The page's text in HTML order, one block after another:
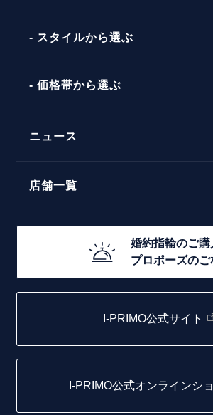
言葉
コンビネーション
ソリテール
ラインメレ
スタイルから選ぶ
シンプル
モード
エレガント
価格帯から選ぶ
30万円台～
20万円台～
10万円台～
ニュース
店舗一覧
函館店
取扱店)エヴァンスブライダル 旭川
青森店
婚約指輪のご購
プロポーズのご
I-PRIMO公式サイト
I-PRIMO公式オンラインシ